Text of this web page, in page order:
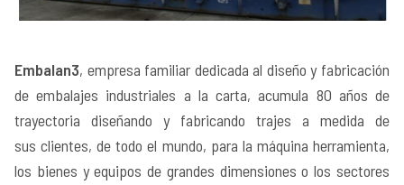
Embalan3, empresa familiar dedicada al diseño y fabricación
de embalajes industriales a la carta, acumula 80 años de
trayectoria diseñando y fabricando trajes a medida de
sus clientes, de todo el mundo, para la máquina herramienta,
los bienes y equipos de grandes dimensiones o los sectores